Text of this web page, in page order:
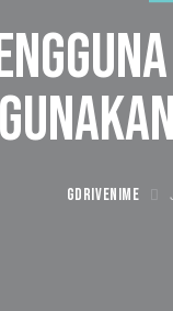
GDRIVENIME